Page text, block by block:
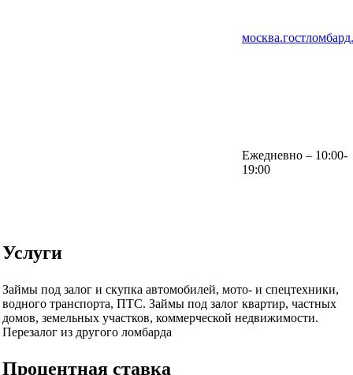
Ежедневно – 10:00-
19:00
Услуги
Займы под залог и скупка автомобилей, мото- и спецтехники,
водного транспорта, ПТС. Займы под залог квартир, частных
домов, земельных участков, коммерческой недвижимости.
Перезалог из другого ломбарда
Процентная ставка